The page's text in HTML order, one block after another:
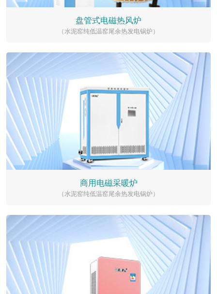
盘管式电磁热风炉
（水泥窑纯低温窑尾余热发电锅炉）
商用电磁采暖炉
（水泥窑纯低温窑尾余热发电锅炉）